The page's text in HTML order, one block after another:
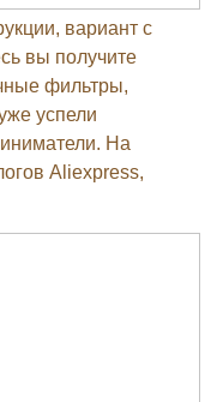
вариант с
вы получите
фильтры,
успели
На
Aliexpress,